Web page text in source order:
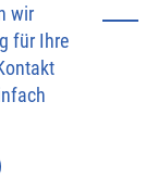
wir
für Ihre